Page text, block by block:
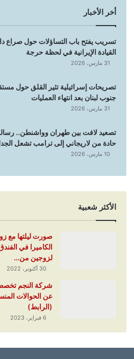
أخر الأخبار
تسريب يفتح باب التساؤلات حول صراع
القيادة الإيرانية في لحظة حرجة
31 مارس، 2026
تصريحات إسرائيلية تثير القلق حول
جنوب لبنان بعد انتهاء العمليات
31 مارس، 2026
تصعيد لافت بين طهران وواشنطن..
حادة من لاريجاني إلى ترامب تشعل
10 مارس، 2026
الأكثر شعبية
صورت ليلتها مع
الكاميرا في
لزوجين من…
30 أكتوبر، 2022
شركة النجم تخصص
عن الحوالات
(الرابط)
6 فبراير، 2023